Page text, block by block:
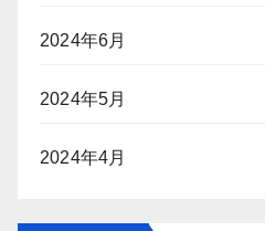
2024年6月
2024年5月
2024年4月